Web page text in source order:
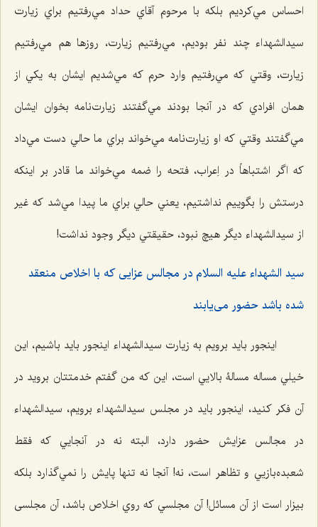
احساس مي‌كرديم بلكه با مرحوم آقاي حداد مي‌رفتيم براي زيارت
سيدالشهداء ‌چند نفر بوديم، مي‌رفتيم زيارت، روزها هم مي‌رفتيم
زيارت، وقتي كه مي‌رفتيم وارد حرم كه مي‌شديم ايشان به يكي از
همان افرادي كه در آنجا بودند مي‌گفتند زيارت‌نامه بخوان ايشان
مي‌گفتند وقتي كه او زيارت‌نامه مي‌خواند براي ما حالي دست مي‌داد
كه اگر اشتباهاً ‌در اِعراب، فتحه را ضمه مي‌خواند ما قادر بر اينكه
درستش را بگوييم نداشتيم، يعني حالي براي ما پيدا مي‌شد كه غير
از سيدالشهداء ديگر هیچ نبود، حقيقتي ديگر وجود نداشت!
سيد الشهداء عليه السلام در مجالس عزايى كه با اخلاص منعقد
شده باشد حضور مى‌يابند
اينجور بايد برويم به زيارت سيدالشهداء اينجور بايد باشیم، اين
خيلي مساله مسالۀ بالايي است، اين كه من گفتم خدمتتان برويد در
آن فكر كنيد، اينجور بايد در مجلس سيدالشهداء برویم،‌ سيدالشهداء
در مجالس عزايش حضور دارد، البته نه در آنجايي كه فقط
شعبده‌بازيي و تظاهر است، نه! آنجا نه ‌تنها پايش را نمي‌گذارد بلكه
بیزار است از آن مسائل! آن مجلسي كه روي اخلاص باشد، آن مجلسی